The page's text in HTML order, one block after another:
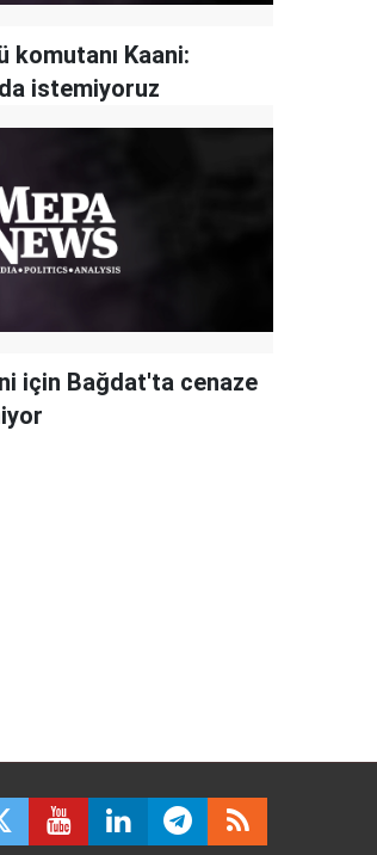
komutanı Kaani:
istemiyoruz
için Bağdat'ta cenaze